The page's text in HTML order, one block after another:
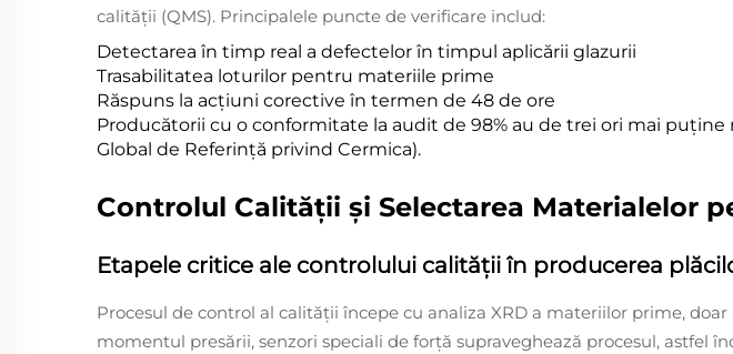
calității (QMS). Principalele puncte de verificare includ:
Detectarea în timp real a defectelor în timpul aplicării glazurii
Trasabilitatea loturilor pentru materiile prime
Răspuns la acțiuni corective în termen de 48 de ore
Producătorii cu o conformitate la audit de 98% au de trei ori mai
Global de Referință privind Cermica).
Controlul Calității și Selectarea Materialelor
Etapele critice ale controlului calității în producerea
Procesul de control al calității începe cu analiza XRD a materiilor prime,
momentul presării, senzori speciali de forță supraveghează procesul, astfel